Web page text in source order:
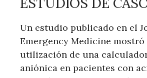
Un estudio publicado en el
Emergency Medicine
utilización de una
aniónica en pacientes con